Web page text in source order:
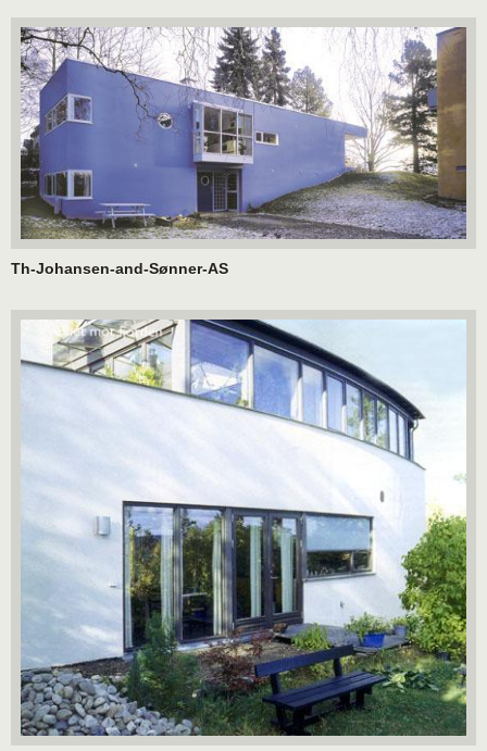
Th-Johansen-and-Sønner-AS